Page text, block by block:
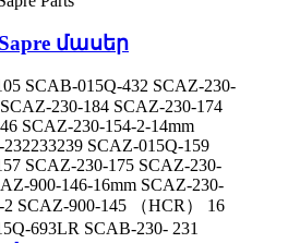
մասեր
SCAB-015Q-432 SCAZ-230-
230-184 SCAZ-230-174
SCAZ-230-154-2-14mm
SCAZ-015Q-159
SCAZ-230-175 SCAZ-230-
900-146-16mm SCAZ-230-
2 SCAZ-900-145 （HCR） 16
693LR SCAB-230- 231